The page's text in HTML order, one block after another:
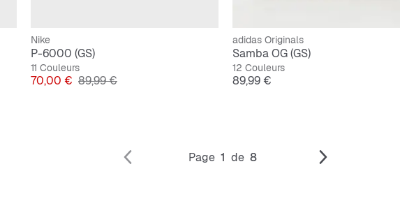
Nike
P-6000 (GS)
11 Couleurs
Prix
70,00 € Prix original
89,99 €
adidas Originals
Samba OG (GS)
12 Couleurs
Prix
89,99 €
Page 1 de 8